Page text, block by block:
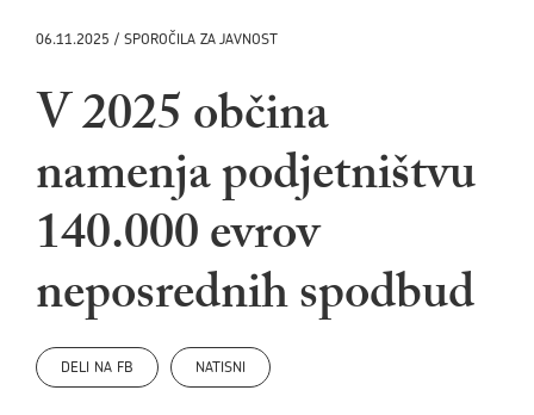
06.11.2025 / SPOROČILA ZA JAVNOST
V 2025 občina
namenja podjetništvu
140.000 evrov
neposrednih spodbud
DELI NA FB NATISNI